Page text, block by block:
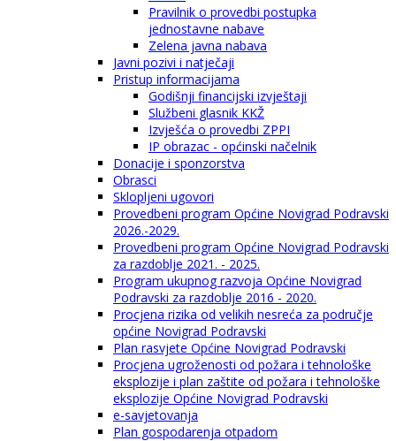
Pravilnik o provedbi postupka
jednostavne nabave
Zelena javna nabava
Javni pozivi i natječaji
Pristup informacijama
Godišnji financijski izvještaji
Službeni glasnik KKŽ
Izvješća o provedbi ZPPI
IP obrazac - općinski načelnik
Donacije i sponzorstva
Obrasci
Sklopljeni ugovori
Provedbeni program Općine Novigrad Podravski
2026.-2029.
Provedbeni program Općine Novigrad Podravski
za razdoblje 2021. - 2025.
Program ukupnog razvoja Općine Novigrad
Podravski za razdoblje 2016 - 2020.
Procjena rizika od velikih nesreća za područje
općine Novigrad Podravski
Plan rasvjete Općine Novigrad Podravski
Procjena ugroženosti od požara i tehnološke
eksplozije i plan zaštite od požara i tehnološke
eksplozije Općine Novigrad Podravski
e-savjetovanja
Plan gospodarenja otpadom